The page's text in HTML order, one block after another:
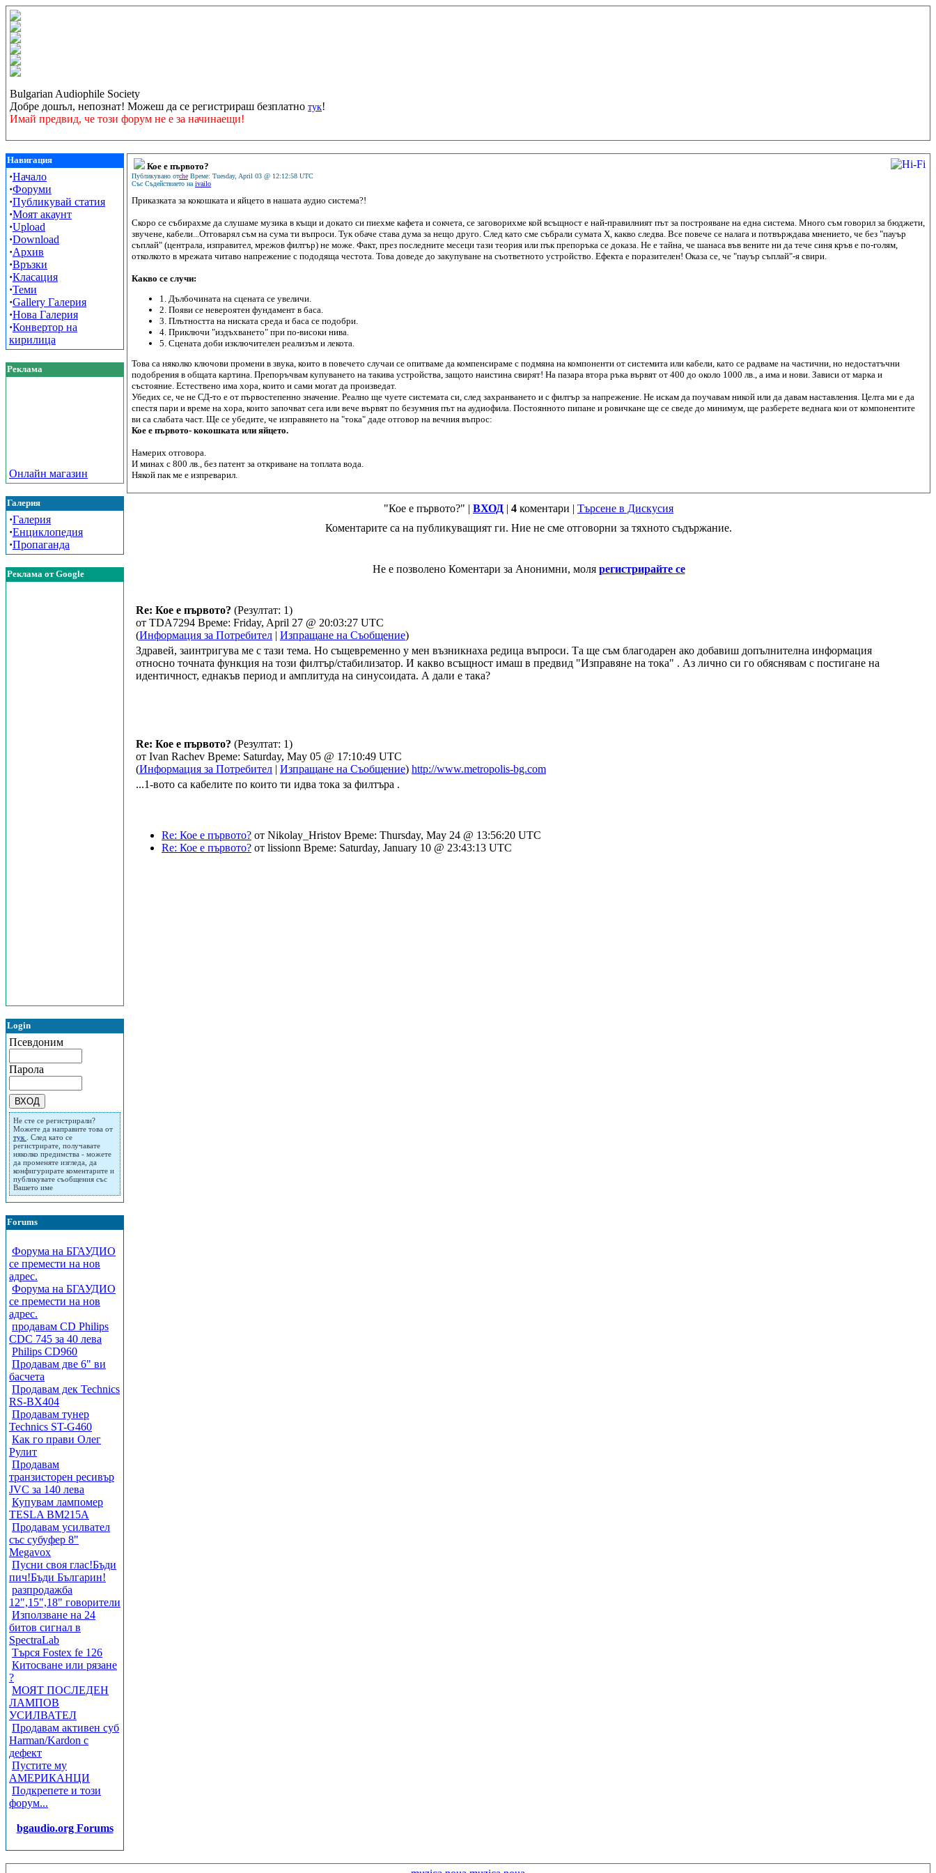
Bulgarian Audiophile Society
Добре дошъл, непознат! Можеш да се регистрираш безплатно тук!
Имай предвид, че този форум не е за начинаещи!
Навигация
·Начало
·Форуми
·Публикувай статия
·Моят акаунт
·Upload
·Download
·Архив
·Връзки
·Класация
·Теми
·Gallery Галерия
·Нова Галерия
·Конвертор на
кирилица
Реклама
Онлайн магазин
Галерия
·Галерия
·Енциклопедия
·Пропаганда
Реклама от Google
Login
Псевдоним
Парола
Не сте се регистрирали?
Можете да направите това от
тук
. След като се
регистрирате, получавате
няколко предимства - можете
да променяте изгледа, да
конфигурирате коментарите и
публикувате съобщения със
Вашето име
Forums
Форума на БГАУДИО
се премести на нов
адрес.
Форума на БГАУДИО
се премести на нов
адрес.
продавам CD Philips
CDC 745 за 40 лева
Philips CD960
Продавам две 6" ви
басчета
Продавам дек Technics
RS-BX404
Продавам тунер
Technics ST-G460
Как го прави Олег
Рулит
Продавам
транзисторен ресивър
JVC за 140 лева
Купувам лампомер
TESLA BM215A
Продавам усилвател
със субуфер 8"
Megavox
Пусни своя глас!Бъди
пич!Бъди Българин!
разпродажба
12",15",18" говорители
Използване на 24
битов сигнал в
SpectraLab
Търся Fostex fe 126
Китосване или рязане
?
МОЯТ ПОСЛЕДЕН
ЛАМПОВ
УСИЛВАТЕЛ
Продавам активен суб
Harman/Kardon с
дефект
Пустите му
АМЕРИКАНЦИ
Подкрепете и този
форум...
bgaudio.org Forums
Кое е първото?
Публикувано отche Време: Tuesday, April 03 @ 12:12:58 UTC
Със Съдействието на ivailo
Приказката за кокошката и яйцето в нашата аудио система?!
Скоро се събирахме да слушаме музика в къщи и докато си пиехме кафета и сокчета, се заговорихме кой всъщност е най-правилният път за построяване на една система. Много съм говорил за бюджети,
звучене, кабели...Отговарял съм на сума ти въпроси. Тук обаче става дума за нещо друго. След като сме събрали сумата Х, какво следва. Все повече се налага и потвърждава мнението, че без "пауър
съплай" (централа, изправител, мрежов филтър) не може. Факт, през последните месеци тази теория или пък препоръка се доказа. Не е тайна, че шанаса във вените ни да тече синя кръв е по-голям,
отколкото в мрежата читаво напрежение с пододяща честота. Това доведе до закупуване на съответното устройство. Ефекта е поразителен! Оказа се, че "пауър съплай"-я свири.
Какво се случи:
1. Дълбочината на сцената се увеличи.
2. Появи се невероятен фундамент в баса.
3. Плътността на ниската среда и баса се подобри.
4. Приключи "издъхването" при по-високи нива.
5. Сцената доби изключителен реализъм и лекота.
Това са няколко ключови промени в звука, които в повечето случаи се опитваме да компенсираме с подмяна на компоненти от системита или кабели, като се радваме на частични, но недостатъчни
подобрения в общата картина. Препоръчвам купуването на такива устройства, защото наистина свирят! На пазара втора ръка вървят от 400 до около 1000 лв., а има и нови. Зависи от марка и
състояние. Естествено има хора, които и сами могат да произведат.
Убедих се, че не СД-то е от първостепенно значение. Реално ще чуете системата си, след захранването и с филтър за напрежение. Не искам да поучавам никой или да давам наставления. Целта ми е да
спестя пари и време на хора, които започват сега или вече вървят по безумния път на аудиофила. Постоянното пипане и ровичкане ще се сведе до минимум, ще разберете веднага кои от компонентите
ви са слабата част. Ще се убедите, че изправянето на "тока" даде отговор на вечния въпрос:
Кое е първото- кокошката или яйцето.
Намерих отговора.
И минах с 800 лв., без патент за откриване на топлата вода.
Някой пак ме е изпреварил.
"Кое е първото?" | ВХОД | 4 коментари | Търсене в Дискусия
Коментарите са на публикуващият ги. Ние не сме отговорни за тяхното съдържание.
Не е позволено Коментари за Анонимни, моля регистрирайте се
Re: Кое е първото? (Резултат: 1)
от TDA7294 Време: Friday, April 27 @ 20:03:27 UTC
(Информация за Потребител | Изпращане на Съобщение)
Здравей, заинтригува ме с тази тема. Но същевременно у мен възникнаха редица въпроси. Та ще съм благодарен ако добавиш допълнителна информация
относно точната функция на този филтър/стабилизатор. И какво всъщност имаш в предвид "Изправяне на тока" . Аз лично си го обяснявам с постигане на
идентичност, еднакъв период и амплитуда на синусоидата. А дали е така?
Re: Кое е първото? (Резултат: 1)
от Ivan Rachev Време: Saturday, May 05 @ 17:10:49 UTC
(Информация за Потребител | Изпращане на Съобщение) http://www.metropolis-bg.com
...1-вото са кабелите по които ти идва тока за филтъра .
Re: Кое е първото? от Nikolay_Hristov Време: Thursday, May 24 @ 13:56:20 UTC
Re: Кое е първото? от lissionn Време: Saturday, January 10 @ 23:43:13 UTC